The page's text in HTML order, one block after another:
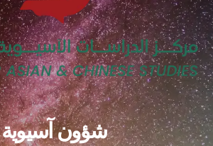
شؤون آسيوية